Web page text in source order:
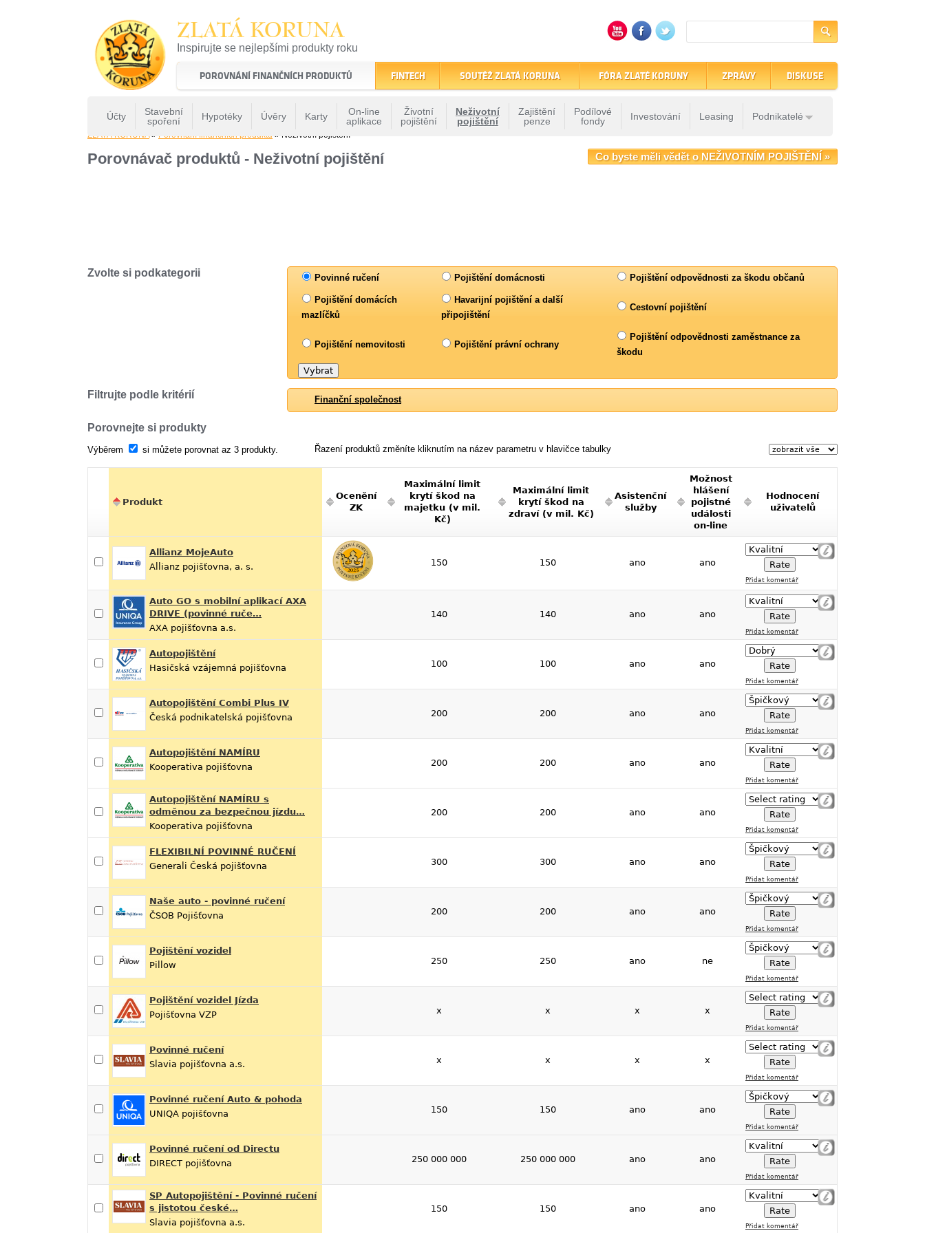
ZLATÁ KORUNA
Inspirujte se nejlepšími produkty roku
22 let tradice a kvality na finančním trhu
POROVNÁNÍ FINANČNÍCH PRODUKTŮ
Účty
Stavební
spoření
Hypotéky Úvěry Karty
On-line
aplikace
Životní
pojištění
Neživotní
pojištění
Zajištění
penze
Podílové
fondy
Investování Leasing Podnikatelé
FINTECH SOUTĚŽ ZLATÁ KORUNA FÓRA ZLATÉ KORUNY ZPRÁVY DISKUSE
ZLATÁ KORUNA» Porovnání finančních produktů » Neživotní pojištění
Co byste měli vědět o NEŽIVOTNÍM POJIŠTĚNÍ »
Porovnávač produktů - Neživotní pojištění
Zvolte si podkategorii Povinné ručení Pojištění domácnosti Pojištění odpovědnosti za škodu občanů
Pojištění domácích
mazlíčků
Havarijní pojištění a další
připojištění
Cestovní pojištění
Pojištění nemovitosti Pojištění právní ochrany
Pojištění odpovědnosti zaměstnance za
škodu
Filtrujte podle kritérií Finanční společnost
Porovnejte si produkty
Řazení produktů změníte kliknutím na název parametru v hlavičce tabulky
Výběrem si můžete porovnat az 3 produkty.
Produkt
Ocenění
ZK
Maximální limit
krytí škod na
majetku (v mil.
Kč)
Maximální limit
krytí škod na
zdraví (v mil. Kč)
Asistenční
služby
Možnost
hlášení
pojistné
události
on-line
Hodnocení
uživatelů
Allianz MojeAuto
Allianz pojišťovna, a. s.
150 150 ano ano
Přidat komentář
Auto GO s mobilní aplikací AXA
DRIVE (povinné ruče…
AXA pojišťovna a.s.
140 140 ano ano
Přidat komentář
Autopojištění
Hasičská vzájemná pojišťovna
100 100 ano ano
Přidat komentář
Autopojištění Combi Plus IV
Česká podnikatelská pojišťovna
200 200 ano ano
Přidat komentář
Autopojištění NAMÍRU
Kooperativa pojišťovna
200 200 ano ano
Přidat komentář
Autopojištění NAMÍRU s
odměnou za bezpečnou jízdu…
Kooperativa pojišťovna
200 200 ano ano
Přidat komentář
FLEXIBILNÍ POVINNÉ RUČENÍ
Generali Česká pojišťovna
300 300 ano ano
Přidat komentář
Naše auto - povinné ručení
ČSOB Pojišťovna
200 200 ano ano
Přidat komentář
Pojištění vozidel
Pillow
250 250 ano ne
Přidat komentář
Pojištění vozidel Jízda
Pojišťovna VZP
x x x x
Přidat komentář
Povinné ručení
Slavia pojišťovna a.s.
x x x x
Přidat komentář
Povinné ručení Auto & pohoda
UNIQA pojišťovna
150 150 ano ano
Přidat komentář
Povinné ručení od Directu
DIRECT pojišťovna
250 000 000 250 000 000 ano ano
Přidat komentář
SP Autopojištění - Povinné ručení
s jistotou české…
Slavia pojišťovna a.s.
150 150 ano ano
Přidat komentář